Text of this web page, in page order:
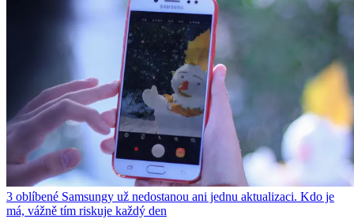
3 oblíbené Samsungy už nedostanou ani jednu aktualizaci. Kdo je
má, vážně tím riskuje každý den